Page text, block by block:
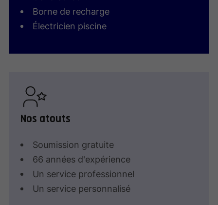
Borne de recharge
Électricien piscine
Nos atouts
Soumission gratuite
66 années d'expérience
Un service professionnel
Un service personnalisé